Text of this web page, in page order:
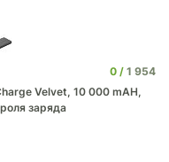
0
1 954
Velvet, 10 000 mAH,
заряда